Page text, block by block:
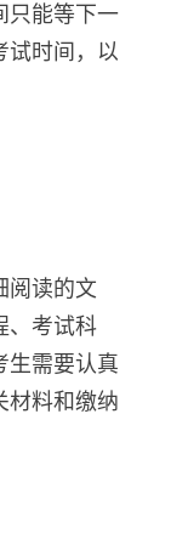
只能等下一
试时间，以
读的文
、考试科
生需要认真
材料和缴纳